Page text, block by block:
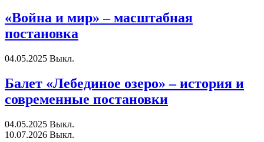
«Война и мир» – масштабная
постановка
04.05.2025 Выкл.
Балет «Лебединое озеро» – история и
современные постановки
04.05.2025 Выкл.
10.07.2026 Выкл.